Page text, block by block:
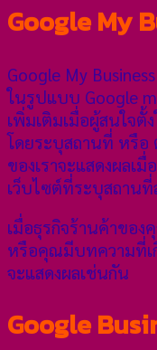
Google My
Google My
ในรูปแบบ Google
เพิ่มเติมเมื่อผู้สนใจ
โดยระบุสถานที่ หรือ
ของเราจะแสดงผลเ
เว็บไซต์ที่ระบุสถาน
เมื่อธุรกิจร้านค้าขอ
หรือคุณมีบทความที่เ
จะแสดงผลเช่นกัน
Google